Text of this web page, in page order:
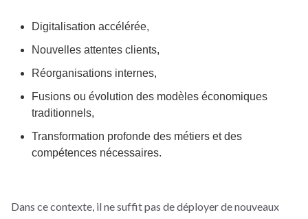
Digitalisation accélérée,
Nouvelles attentes clients,
Réorganisations internes,
Fusions ou évolution des modèles économiques
traditionnels,
Transformation profonde des métiers et des
compétences nécessaires.
Dans ce contexte, il ne suffit pas de déployer de nouveaux